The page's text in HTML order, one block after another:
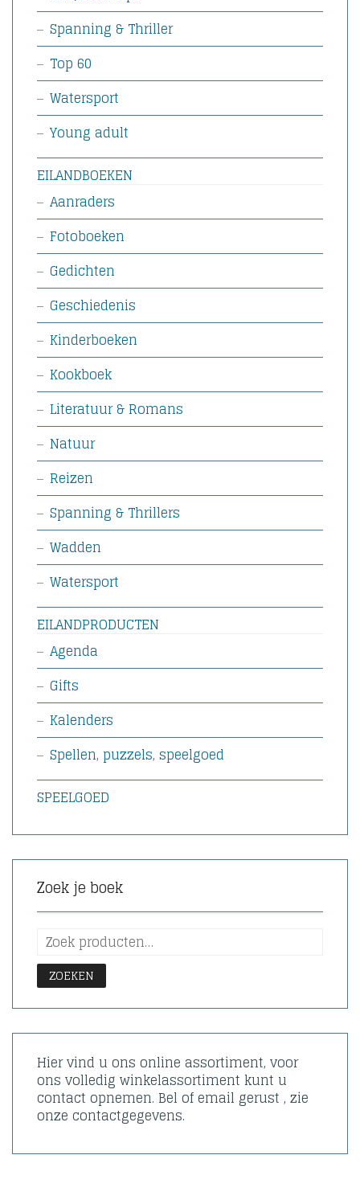
Spanning & Thriller
Top 60
Watersport
Young adult
EILANDBOEKEN
Aanraders
Fotoboeken
Gedichten
Geschiedenis
Kinderboeken
Kookboek
Literatuur & Romans
Natuur
Reizen
Spanning & Thrillers
Wadden
Watersport
EILANDPRODUCTEN
Agenda
Gifts
Kalenders
Spellen, puzzels, speelgoed
SPEELGOED
Zoek je boek
ZOEKEN
Hier vind u ons online assortiment, voor
ons volledig winkelassortiment kunt u
contact opnemen. Bel of email gerust , zie
onze contactgegevens.